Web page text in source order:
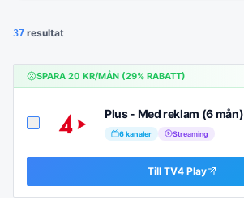
37 resultat
SPARA 20 KR/MÅN (29% RABATT)
Plus - Med reklam (6 mån)
6kanaler Streaming
Till TV4 Play